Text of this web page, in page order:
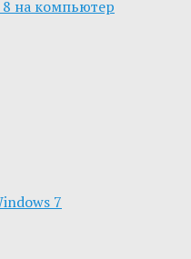
8 на компьютер
7